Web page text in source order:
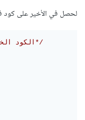
لحصل في الأخير على كود
/*الذي يضم الصورة body الكود الخاص بوسم*/